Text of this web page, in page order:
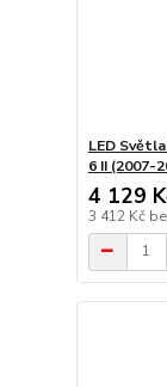
LED
6 II (2007-
4 129
3 412 Kč